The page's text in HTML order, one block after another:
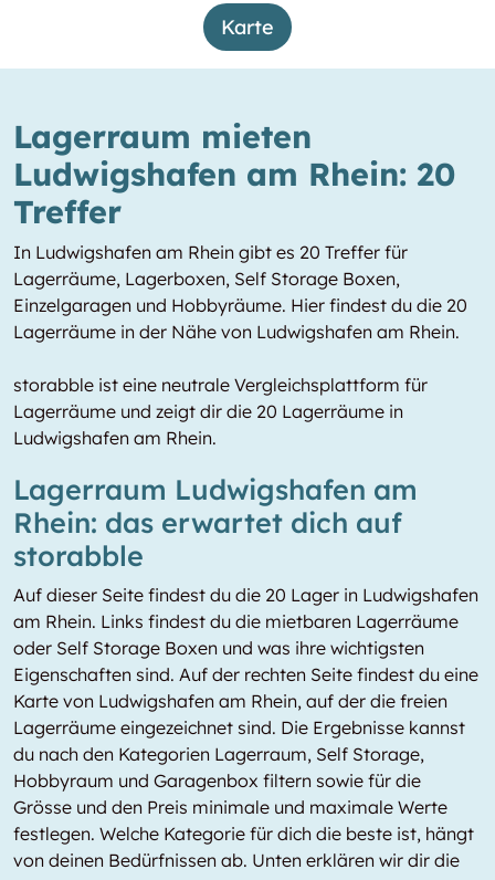
Karte
Lagerraum mieten
Ludwigshafen am Rhein: 20
Treffer
In Ludwigshafen am Rhein gibt es 20 Treffer für
Lagerräume, Lagerboxen, Self Storage Boxen,
Einzelgaragen und Hobbyräume. Hier findest du die 20
Lagerräume in der Nähe von Ludwigshafen am Rhein.
storabble ist eine neutrale Vergleichsplattform für
Lagerräume und zeigt dir die 20 Lagerräume in
Ludwigshafen am Rhein.
Lagerraum Ludwigshafen am
Rhein: das erwartet dich auf
storabble
Auf dieser Seite findest du die 20 Lager in Ludwigshafen
am Rhein. Links findest du die mietbaren Lagerräume
oder Self Storage Boxen und was ihre wichtigsten
Eigenschaften sind. Auf der rechten Seite findest du eine
Karte von Ludwigshafen am Rhein, auf der die freien
Lagerräume eingezeichnet sind. Die Ergebnisse kannst
du nach den Kategorien Lagerraum, Self Storage,
Hobbyraum und Garagenbox filtern sowie für die
Grösse und den Preis minimale und maximale Werte
festlegen. Welche Kategorie für dich die beste ist, hängt
von deinen Bedürfnissen ab. Unten erklären wir dir die